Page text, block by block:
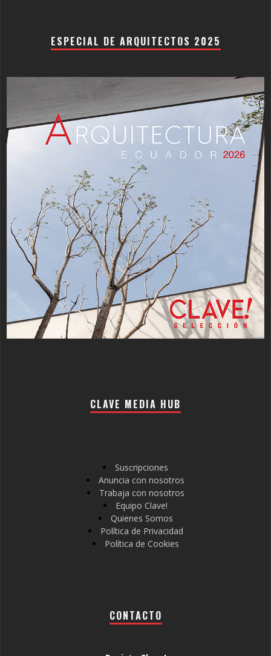
ESPECIAL DE ARQUITECTOS 2025
CLAVE MEDIA HUB
Suscripciones
Anuncia con nosotros
Trabaja con nosotros
Equipo Clave!
Quienes Somos
Política de Privacidad
Política de Cookies
CONTACTO